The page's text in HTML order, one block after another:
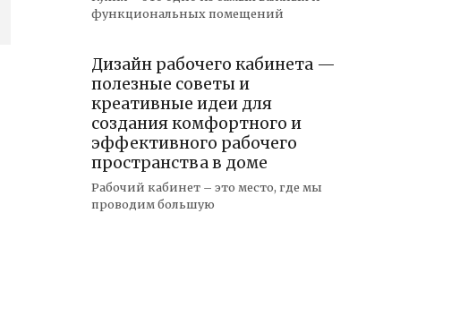
функциональных помещений
Дизайн рабочего кабинета —
полезные советы и
креативные идеи для
создания комфортного и
эффективного рабочего
пространства в доме
Рабочий кабинет – это место, где мы
проводим большую